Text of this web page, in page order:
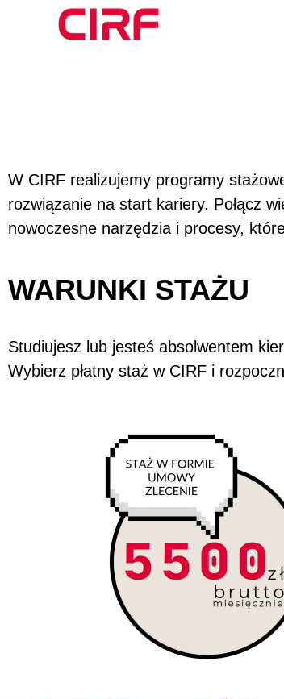
W CIRF realizujemy programy
rozwiązanie na start kariery. Połącz
nowoczesne narzędzia i procesy,
WARUNKI STAŻU
Studiujesz lub jesteś absolwentem
Wybierz płatny staż w CIRF i